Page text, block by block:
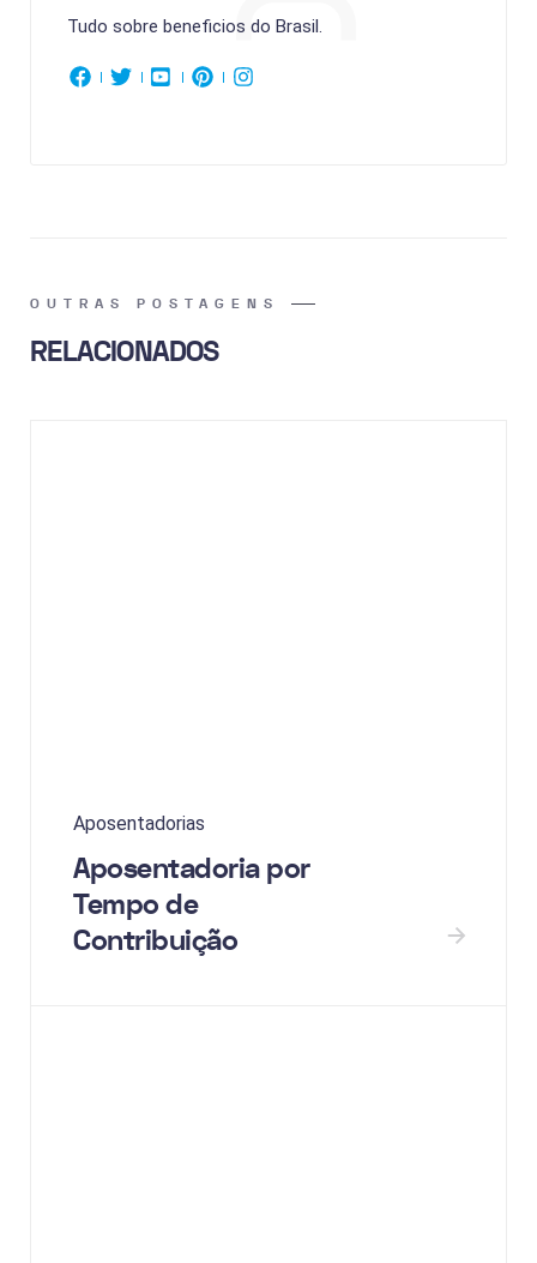
Tudo sobre beneficios do Brasil.
OUTRAS POSTAGENS
RELACIONADOS
Aposentadorias
Aposentadoria por
Tempo de
Contribuição